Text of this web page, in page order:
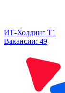
ИТ-Холдинг Т1
Вакансии: 49